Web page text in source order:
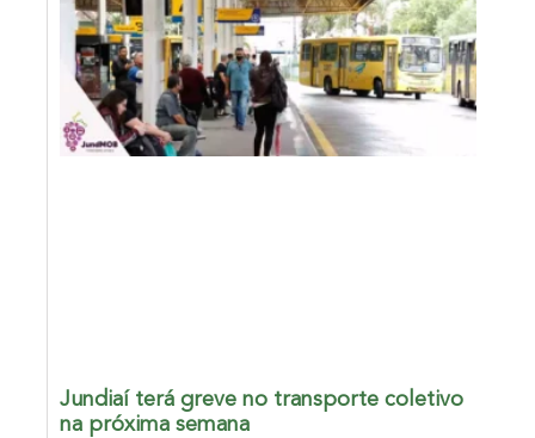
Jundiaí terá greve no transporte coletivo
na próxima semana